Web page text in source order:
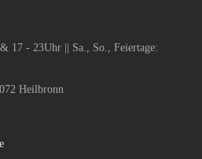
17 - 23Uhr || Sa., So., Feiertage:
Heilbronn